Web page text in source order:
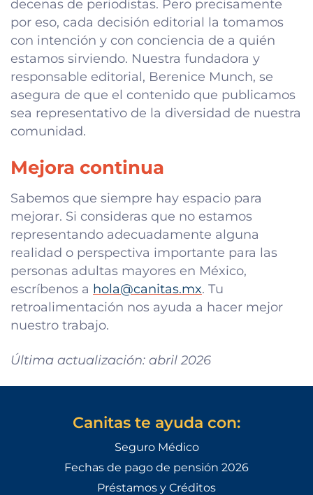
decenas de periodistas. Pero precisamente
por eso, cada decisión editorial la tomamos
con intención y con conciencia de a quién
estamos sirviendo. Nuestra fundadora y
responsable editorial, Berenice Munch, se
asegura de que el contenido que publicamos
sea representativo de la diversidad de nuestra
comunidad.
Mejora continua
Sabemos que siempre hay espacio para
mejorar. Si consideras que no estamos
representando adecuadamente alguna
realidad o perspectiva importante para las
personas adultas mayores en México,
escríbenos a hola@canitas.mx. Tu
retroalimentación nos ayuda a hacer mejor
nuestro trabajo.
Última actualización: abril 2026
Canitas te ayuda con:
Seguro Médico
Fechas de pago de pensión 2026
Préstamos y Créditos